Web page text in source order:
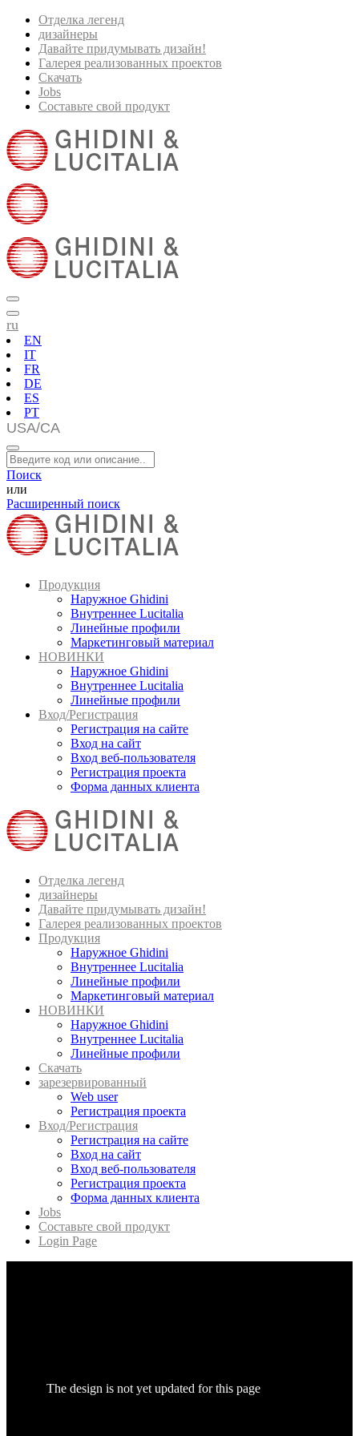
Отделка легенд
дизайнеры
Давайте придумывать дизайн!
Галерея реализованных проектов
Скачать
Jobs
Составьте свой продукт
ru
EN
IT
FR
DE
ES
PT
Поиск
или
Расширенный поиск
Продукция
Наружное Ghidini
Внутреннее Lucitalia
Линейные профили
Маркетинговый материал
НОВИНКИ
Наружное Ghidini
Внутреннее Lucitalia
Линейные профили
Вход/Регистрация
Регистрация на сайте
Вход на сайт
Вход веб-пользователя
Регистрация проекта
Форма данных клиента
Отделка легенд
дизайнеры
Давайте придумывать дизайн!
Галерея реализованных проектов
Продукция
Наружное Ghidini
Внутреннее Lucitalia
Линейные профили
Маркетинговый материал
НОВИНКИ
Наружное Ghidini
Внутреннее Lucitalia
Линейные профили
Скачать
зарезервированный
Web user
Регистрация проекта
Вход/Регистрация
Регистрация на сайте
Вход на сайт
Вход веб-пользователя
Регистрация проекта
Форма данных клиента
Jobs
Составьте свой продукт
Login Page
The design is not yet updated for this page